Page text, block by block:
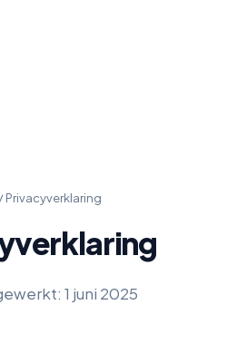
/ Privacyverklaring
1 juni 2025